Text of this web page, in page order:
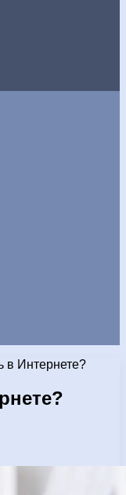
в Интернете?